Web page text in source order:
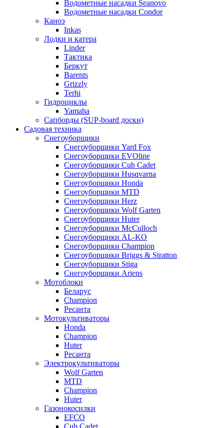
Водометные насадки Seanovo
Водометные насадки Condor
Каноэ
Inkas
Лодки и катера
Linder
Тактика
Беркут
Barents
Grizzly
Terhi
Гидроциклы
Yamaha
Сапборды (SUP-board доски)
Садовая техника
Снегоуборщики
Снегоуборщики Yard Fox
Снегоуборщики EVOline
Снегоуборщики Cub Cadet
Снегоуборщики Husqvarna
Снегоуборщики Honda
Снегоуборщики MTD
Снегоуборщики Herz
Снегоуборщики Wolf Garten
Снегоуборщики Huter
Снегоуборщики McCulloch
Снегоуборщики AL-KO
Снегоуборщики Champion
Снегоуборщики Briggs & Stratton
Снегоуборщики Stiga
Снегоуборщики Ariens
Мотоблоки
Беларус
Champion
Ресанта
Мотокультиваторы
Honda
Champion
Huter
Ресанта
Электрокультиваторы
Wolf Garten
MTD
Champion
Huter
Газонокосилки
EFCO
Cub Cadet